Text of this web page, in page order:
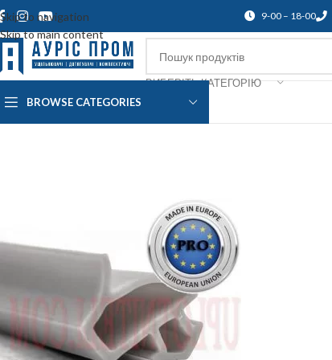
Skip to navigation
Skip to main content
9-00 – 18-00
ВИБЕРІТЬ КАТЕГОРІЮ
BROWSE CATEGORIES